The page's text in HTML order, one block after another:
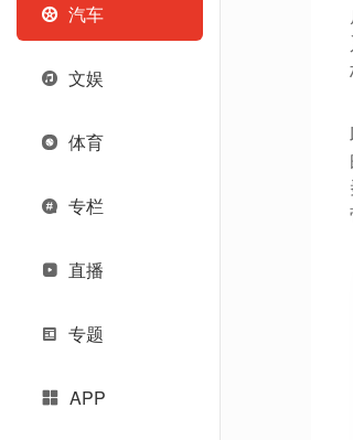
汽车
文娱
体育
专栏
直播
专题
APP